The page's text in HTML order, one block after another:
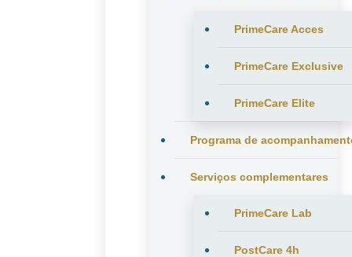
PrimeCare Acces
PrimeCare Exclusive
PrimeCare Elite
Programa de
Serviços complementares
PrimeCare Lab
PostCare 4h